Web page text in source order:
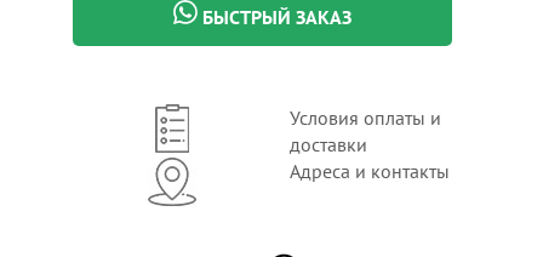
БЫСТРЫЙ ЗАКАЗ
Условия оплаты и
доставки
Адреса и контакты